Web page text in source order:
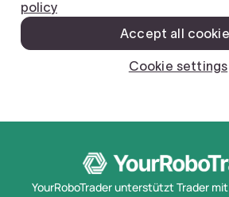
YourRoboTrader unterstützt Trader mit